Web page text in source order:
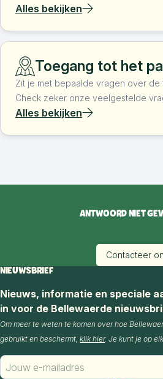
Alles bekijken
Toegang tot het
Zit je met bepaalde vragen over de
Check zeker onze veelgestelde
Alles bekijken
ANTWOORD NIET
Contacteer
NIEUWSBRIEF
Nieuws, informatie en speciale
in voor de Bellewaerde
Om meer te weten te komen over hoe
gebruikt en beschermt, klik hier. Je kunt je op